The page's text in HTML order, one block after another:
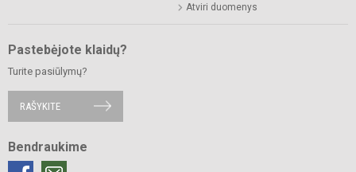
Atviri duomenys
Pastebėjote klaidų?
Turite pasiūlymų?
RAŠYKITE
Bendraukime